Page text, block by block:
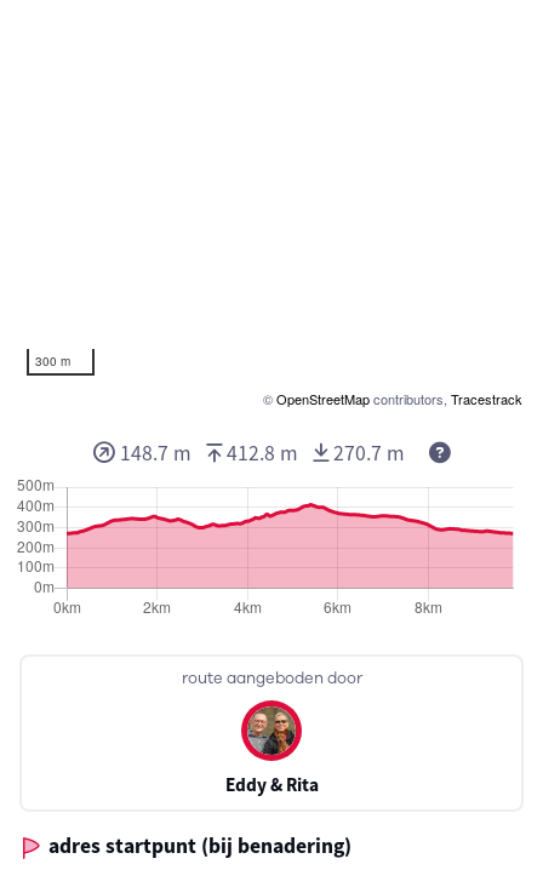
300 m
©OpenStreetMapcontributors, Tracestrack
route aangeboden door
Eddy & Rita
adres startpunt (bij benadering)
148.7 m 412.8 m 270.7 m